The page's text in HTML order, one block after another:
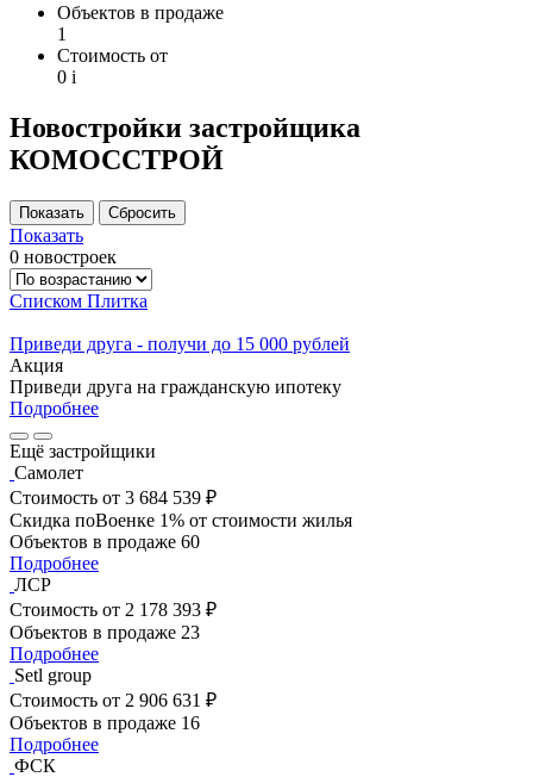
Объектов в продаже
1
Стоимость от
0 i
Новостройки застройщика
КОМОССТРОЙ
Показать
0 новостроек
Списком Плитка
Приведи друга - получи до 15 000 рублей
Акция
Приведи друга на гражданскую ипотеку
Подробнее
Ещё застройщики
Самолет
Стоимость от 3 684 539 ₽
Скидка поВоенке 1% от стоимости жилья
Объектов в продаже 60
Подробнее
ЛСР
Стоимость от 2 178 393 ₽
Объектов в продаже 23
Подробнее
Setl group
Стоимость от 2 906 631 ₽
Объектов в продаже 16
Подробнее
ФСК